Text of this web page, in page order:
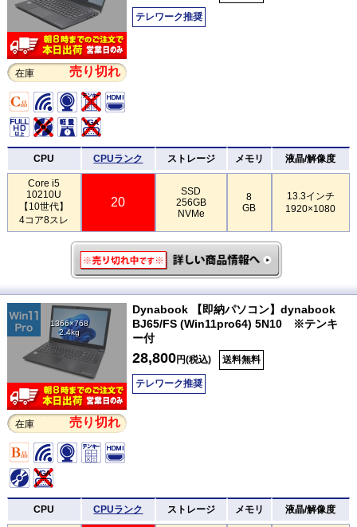
在庫 売り切れ
テレワーク推奨
CPU CPUランク ストレージ メモリ 液晶/解像度
Core i5
10210U
【10世代】
4コア8スレ
20
SSD
256GB
NVMe
8
GB
13.3インチ
1920×1080
1366×768
2.4kg
在庫 売り切れ
Dynabook 【即納パソコン】dynabook
BJ65/FS (Win11pro64) 5N10 ※テンキ
ー付
28,800円(税込) 送料無料
テレワーク推奨
CPU CPUランク ストレージ メモリ 液晶/解像度